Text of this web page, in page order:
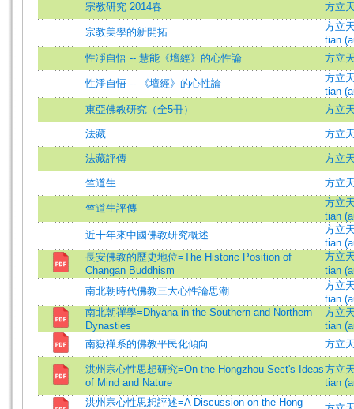
宗教研究 2014春 方立
宗教美學的新開拓
方立
tian
性凈自悟 -- 慧能《壇經》的心性論
方立
性淨自悟 -- 《壇經》的心性論
方立
tian
東亞佛教研究（全5冊）
方立
法藏 方立
法藏評傳 方立
竺道生 方立
竺道生評傳
方立
tian
近十年來中國佛教研究概述
方立
tian
長安佛教的歷史地位=The Historic Position of
Changan Buddhism
方立
tian
南北朝時代佛教三大心性論思潮
方立
tian
南北朝禪學=Dhyana in the Southern and Northern
Dynasties
方立
tian
南嶽禪系的佛教平民化傾向
方立
洪州宗心性思想研究=On the Hongzhou Sect's Ideas
of Mind and Nature
方立
tian
洪州宗心性思想評述=A Discussion on the Hong